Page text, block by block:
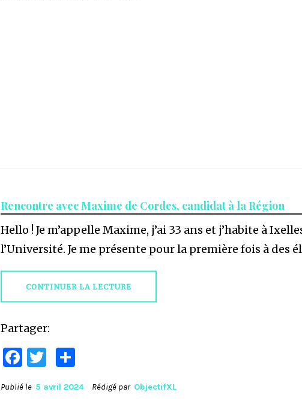
Rencontre avec Maxime de Cordes, candidat à la Région
Hello ! Je m’appelle Maxime, j’ai 33 ans et j’habite à
l’Université. Je me présente pour la première fois à des
CONTINUER LA LECTURE
Partager:
Facebook
TwitterPartager
Publié le 5 avril 2024 Rédigé par ObjectifXL